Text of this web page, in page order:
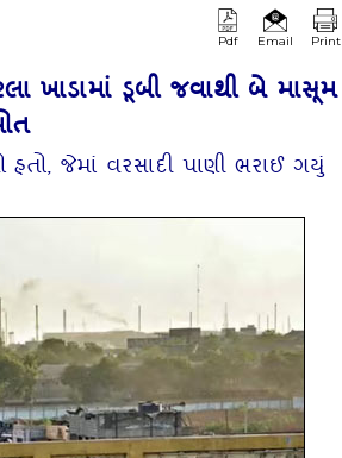
Pdf Email Print
ખાડામાં ડૂબી જવાથી બે માસૂમ
જેમાં વરસાદી પાણી ભરાઈ ગયું